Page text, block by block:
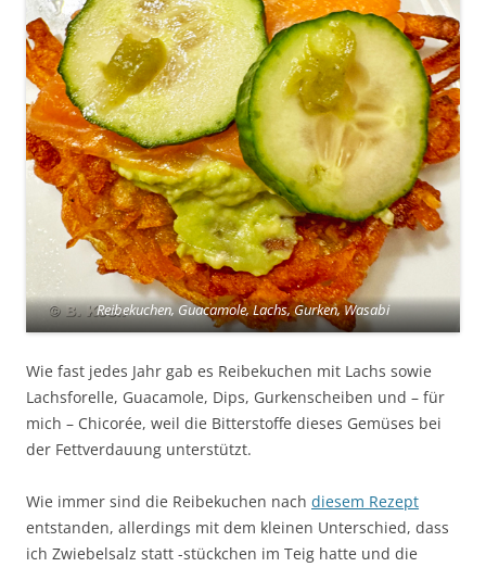
Reibekuchen, Guacamole, Lachs, Gurken, Wasabi
Wie fast jedes Jahr gab es Reibekuchen mit Lachs sowie
Lachsforelle, Guacamole, Dips, Gurkenscheiben und – für
mich – Chicorée, weil die Bitterstoffe dieses Gemüses bei
der Fettverdauung unterstützt.
Wie immer sind die Reibekuchen nach diesem Rezept
entstanden, allerdings mit dem kleinen Unterschied, dass
ich Zwiebelsalz statt -stückchen im Teig hatte und die